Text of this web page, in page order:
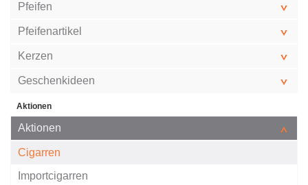
Pfeifen
Pfeifenartikel
Kerzen
Geschenkideen
Aktionen
Aktionen
Cigarren
Importcigarren